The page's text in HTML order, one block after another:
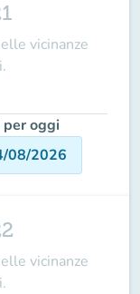
vicinanze
per oggi
08/2026
vicinanze